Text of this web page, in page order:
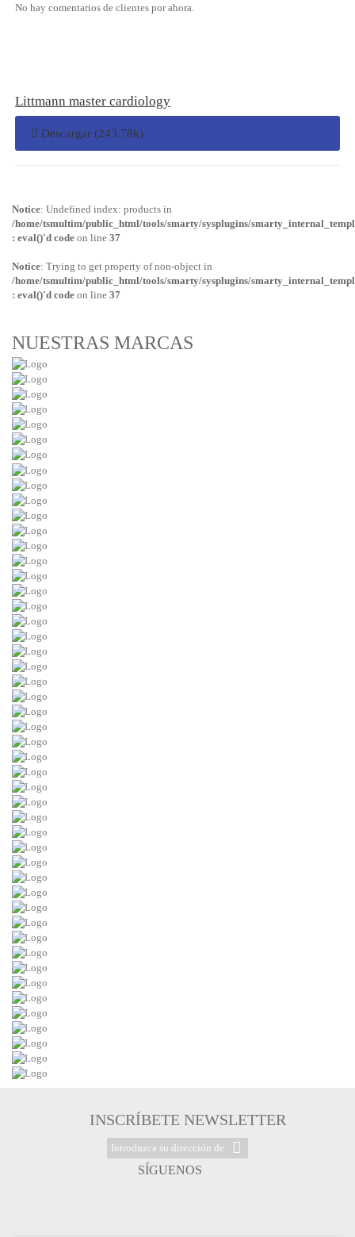
No hay comentarios de clientes por ahora.
Littmann master cardiology
Descargar (243.78k)
Notice: Undefined index: products in
/home/tsmultim/public_html/tools/smarty/sysplugins/
: eval()'d code on line 37
Notice: Trying to get property of non-object in
/home/tsmultim/public_html/tools/smarty/sysplugins/
: eval()'d code on line 37
NUESTRAS MARCAS
INSCRÍBETE NEWSLETTER
SÍGUENOS